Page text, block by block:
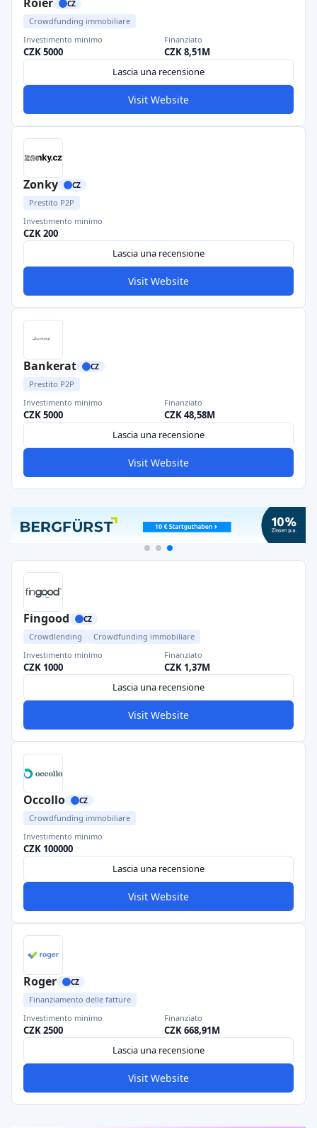
CZ
Crowdfunding immobiliare
Investimento minimo
CZK 5000
Finanziato
CZK 8,51M
Lascia una recensione
Visit Website
Zonky CZ
Prestito P2P
Investimento minimo
CZK 200
Lascia una recensione
Visit Website
Bankerat CZ
Prestito P2P
Investimento minimo
CZK 5000
Finanziato
CZK 48,58M
Lascia una recensione
Visit Website
Fingood CZ
Crowdlending
Crowdfunding immobiliare
Investimento minimo
CZK 1000
Finanziato
CZK 1,37M
Lascia una recensione
Visit Website
Occollo CZ
Crowdfunding immobiliare
Investimento minimo
CZK 100000
Lascia una recensione
Visit Website
Roger CZ
Finanziamento delle fatture
Investimento minimo
CZK 2500
Finanziato
CZK 668,91M
Lascia una recensione
Visit Website